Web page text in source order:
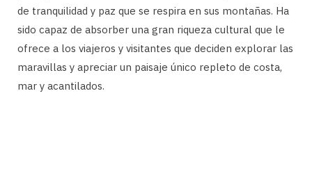
de tranquilidad y paz que se respira en sus montañas. Ha
sido capaz de absorber una gran riqueza cultural que le
ofrece a los viajeros y visitantes que deciden explorar las
maravillas y apreciar un paisaje único repleto de costa,
mar y acantilados.